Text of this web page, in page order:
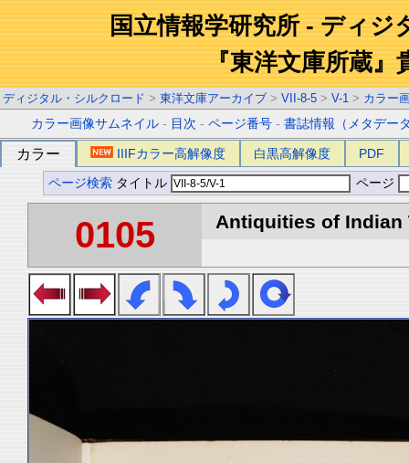
国立情報学研究所 - ディジ
『東洋文庫所蔵』
ディジタル・シルクロード > 東洋文庫アーカイブ > VII-8-5 > V-1 > カラー
カラー画像サムネイル - 目次 -ページ番号 -書誌情報（メタデー
カラー IIIFカラー高解像度 白黒高解像度 PDF
ページ検索 タイトル ページ
0105 Antiquities of Indian